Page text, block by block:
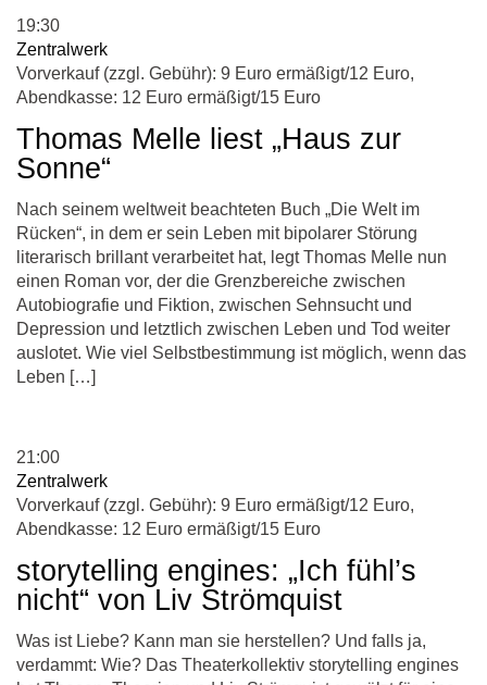
19:30
Zentralwerk
Vorverkauf (zzgl. Gebühr): 9 Euro ermäßigt/12 Euro,
Abendkasse: 12 Euro ermäßigt/15 Euro
Thomas Melle liest „Haus zur
Sonne“
Nach seinem weltweit beachteten Buch „Die Welt im
Rücken“, in dem er sein Leben mit bipolarer Störung
literarisch brillant verarbeitet hat, legt Thomas Melle nun
einen Roman vor, der die Grenzbereiche zwischen
Autobiografie und Fiktion, zwischen Sehnsucht und
Depression und letztlich zwischen Leben und Tod weiter
auslotet. Wie viel Selbstbestimmung ist möglich, wenn das
Leben […]
21:00
Zentralwerk
Vorverkauf (zzgl. Gebühr): 9 Euro ermäßigt/12 Euro,
Abendkasse: 12 Euro ermäßigt/15 Euro
storytelling engines: „Ich fühl’s
nicht“ von Liv Strömquist
Was ist Liebe? Kann man sie herstellen? Und falls ja,
verdammt: Wie? Das Theaterkollektiv storytelling engines